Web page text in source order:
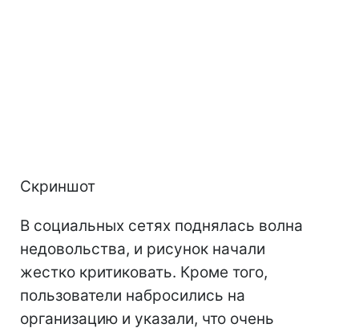
Скриншот
В социальных сетях поднялась волна
недовольства, и рисунок начали
жестко критиковать. Кроме того,
пользователи набросились на
организацию и указали, что очень